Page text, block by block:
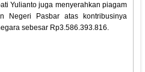
Yulianto juga menyerahkan piagam
Negeri Pasbar atas kontribusinya
sebesar Rp3.586.393.816.